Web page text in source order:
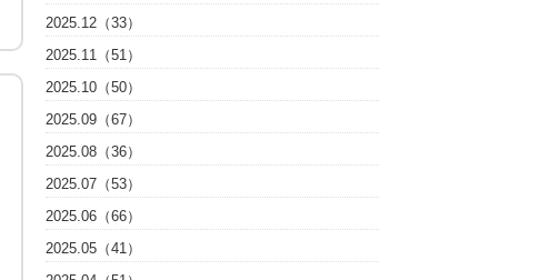
2025.12（33）
2025.11（51）
2025.10（50）
2025.09（67）
2025.08（36）
2025.07（53）
2025.06（66）
2025.05（41）